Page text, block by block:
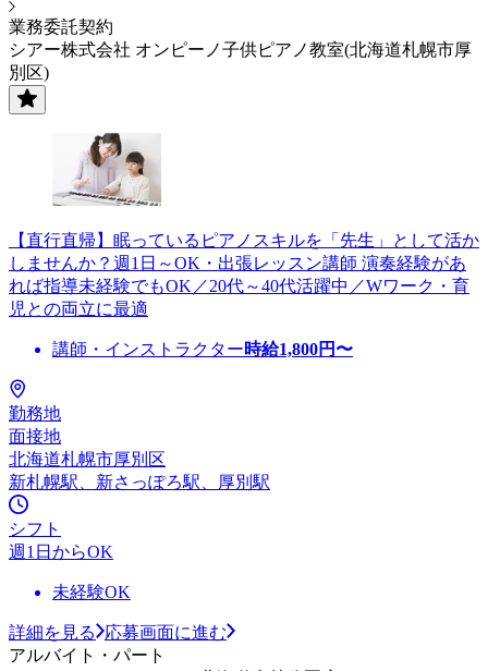
業務委託契約
シアー株式会社 オンピーノ子供ピアノ教室(北海道札幌市厚
別区)
【直行直帰】眠っているピアノスキルを「先生」として活か
しませんか？週1日～OK・出張レッスン講師 演奏経験があ
れば指導未経験でもOK／20代～40代活躍中／Wワーク・育
児との両立に最適
講師・インストラクター時給1,800円〜
勤務地
面接地
北海道札幌市厚別区
新札幌駅、新さっぽろ駅、厚別駅
シフト
週1日からOK
未経験OK
詳細を見る
応募画面に進む
アルバイト・パート